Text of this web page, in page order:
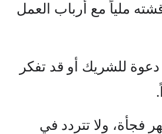
ملياً مع أرباب العمل
للشريك أو قد تفكر
فجأة، ولا تتردد في